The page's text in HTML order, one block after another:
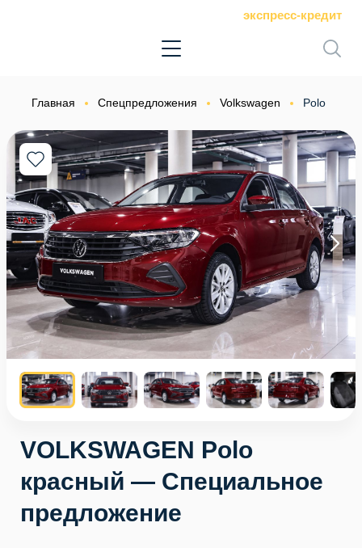
экспресс-кредит
Главная Спецпредложения Volkswagen Polo
VOLKSWAGEN Polo
красный — Специальное
предложение